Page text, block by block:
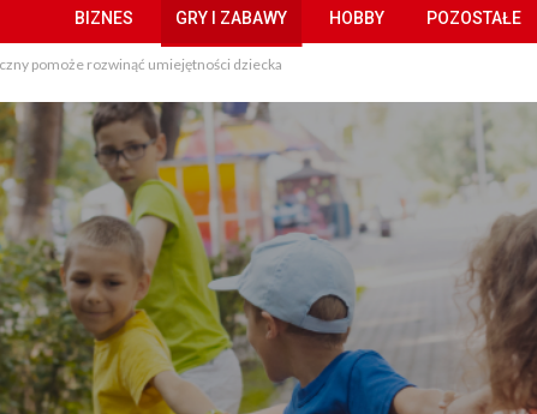
BIZNES GRY I ZABAWY HOBBY POZOSTAŁE
pomoże rozwinąć umiejętności dziecka